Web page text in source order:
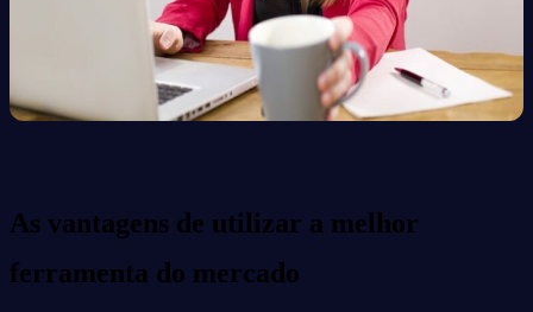
As vantagens de utilizar a melhor
ferramenta do mercado